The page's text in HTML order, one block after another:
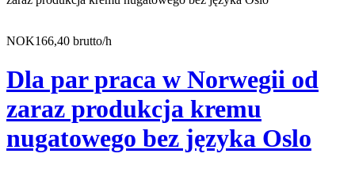
NOK166,40 brutto/h
Dla par praca w Norwegii od
zaraz produkcja kremu
nugatowego bez języka Oslo